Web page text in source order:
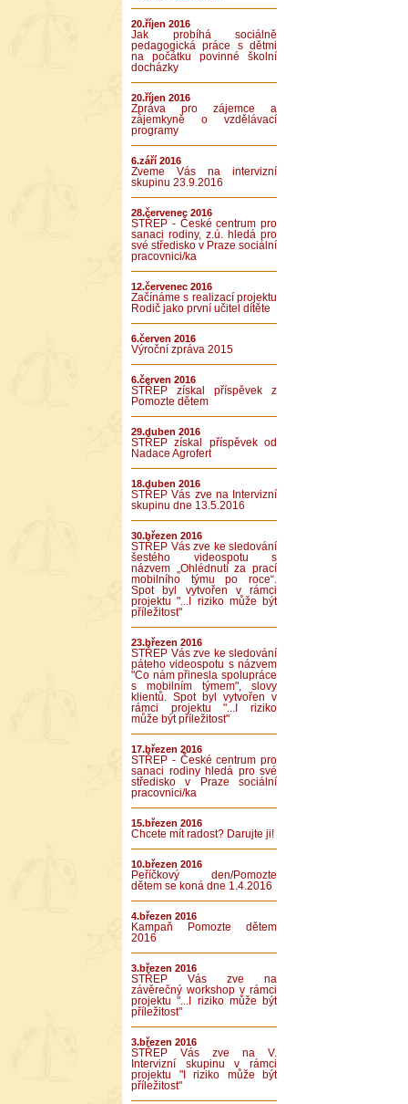
20.říjen 2016
Jak probíhá sociálně
pedagogická práce s dětmi
na počátku povinné školní
docházky
20.říjen 2016
Zpráva pro zájemce a
zájemkyně o vzdělávací
programy
6.září 2016
Zveme Vás na intervizní
skupinu 23.9.2016
28.červenec 2016
STŘEP - České centrum pro
sanaci rodiny, z.ú. hledá pro
své středisko v Praze sociální
pracovnici/ka
12.červenec 2016
Začínáme s realizací projektu
Rodič jako první učitel dítěte
6.červen 2016
Výroční zpráva 2015
6.červen 2016
STŘEP získal příspěvek z
Pomozte dětem
29.duben 2016
STŘEP získal příspěvek od
Nadace Agrofert
18.duben 2016
STŘEP Vás zve na Intervizní
skupinu dne 13.5.2016
30.březen 2016
STŘEP Vás zve ke sledování
šestého videospotu s
názvem „Ohlédnutí za prací
mobilního týmu po roce“.
Spot byl vytvořen v rámci
projektu "...I riziko může být
příležitost"
23.březen 2016
STŘEP Vás zve ke sledování
páteho videospotu s názvem
"Co nám přinesla spolupráce
s mobilním týmem", slovy
klientů. Spot byl vytvořen v
rámci projektu "...I riziko
může být příležitost"
17.březen 2016
STŘEP - České centrum pro
sanaci rodiny hledá pro své
středisko v Praze sociální
pracovnici/ka
15.březen 2016
Chcete mít radost? Darujte ji!
10.březen 2016
Peříčkový den/Pomozte
dětem se koná dne 1.4.2016
4.březen 2016
Kampaň Pomozte dětem
2016
3.březen 2016
STŘEP Vás zve na
závěrečný workshop v rámci
projektu "...I riziko může být
příležitost"
3.březen 2016
STŘEP Vás zve na V.
Intervizní skupinu v rámci
projektu "I riziko může být
příležitost"